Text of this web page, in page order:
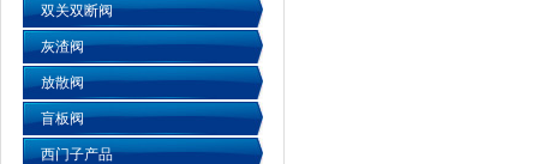
双关双断阀
灰渣阀
放散阀
盲板阀
西门子产品